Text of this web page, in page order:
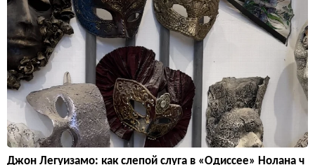
Джон Легуизамо: как слепой слуга в «Одиссее» Нолана ч